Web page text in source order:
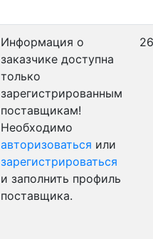
Информация о
заказчике доступна
только
зарегистрированным
поставщикам!
Необходимо
авторизоваться или
зарегистрироваться
и заполнить профиль
поставщика.